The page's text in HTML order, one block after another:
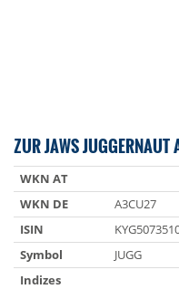
ZUR JAWS
WKN AT
WKN DE
A3CU27
ISIN
Symbol
JUGG
Indizes